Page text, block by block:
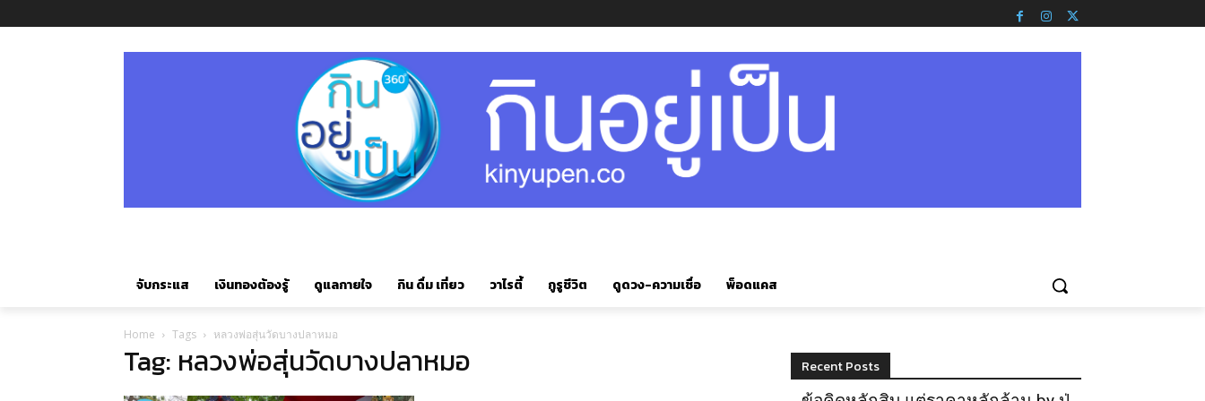
จับกระแส เงินทองต้องรู้ ดูแลกายใจ กิน ดื่ม เที่ยว วาไรตี้ กูรูชีวิต ดูดวง-ความเชื่อ พ็อดแคส
Home Tags หลวงพ่อสุ่นวัดบางปลาหมอ
Tag: หลวงพ่อสุ่นวัดบางปลาหมอ Recent Posts